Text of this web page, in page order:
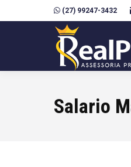
(27) 99247-3432
Salario